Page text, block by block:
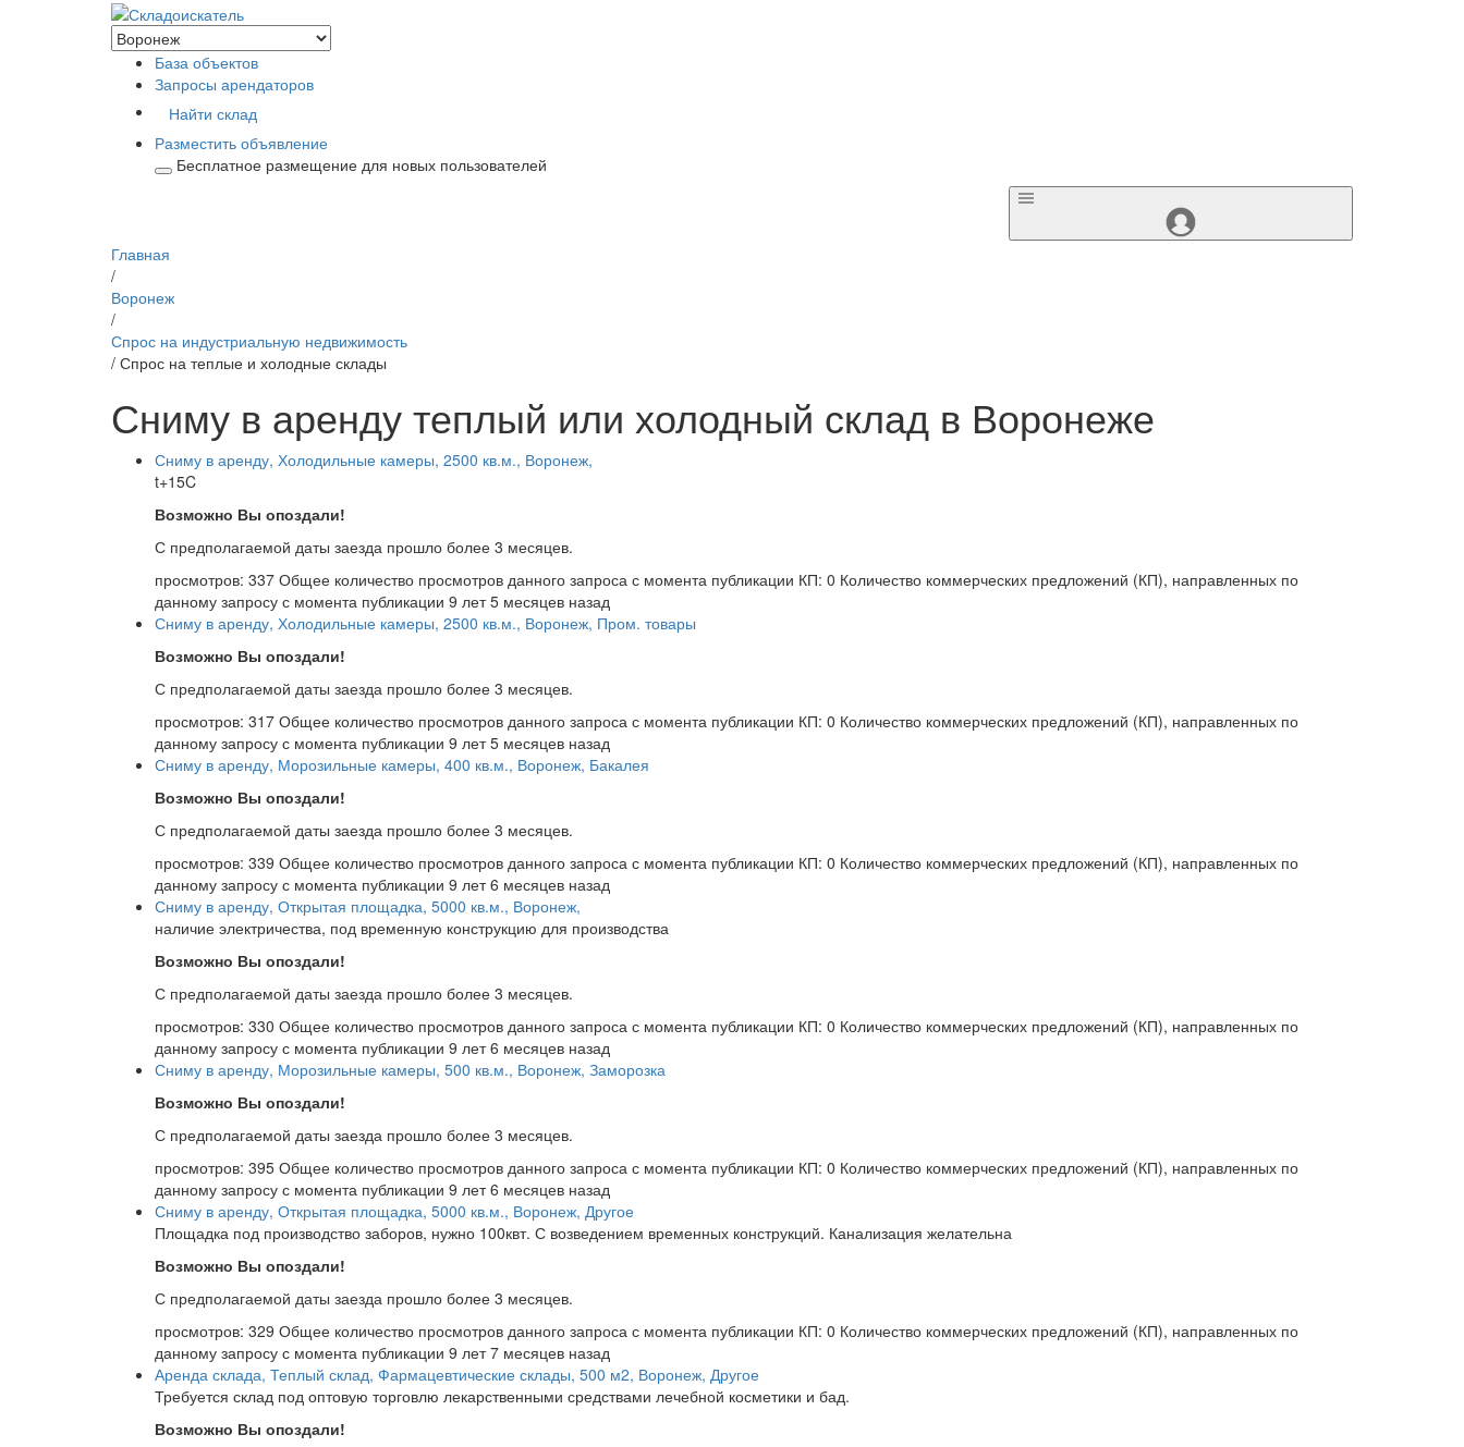
База объектов
Запросы арендаторов
Найти склад
Разместить объявление
Бесплатное размещение для новых пользователей
Главная
/
Воронеж
/
Спрос на индустриальную недвижимость
/ Спрос на теплые и холодные склады
Сниму в аренду теплый или холодный склад в Воронеже
Сниму в аренду, Холодильные камеры, 2500 кв.м., Воронеж,
t+15C
Возможно Вы опоздали!
С предполагаемой даты заезда прошло более 3 месяцев.
просмотров: 337 Общее количество просмотров данного запроса с момента публикации КП: 0 Количество коммерческих предложений (КП), направленных по
данному запросу с момента публикации 9 лет 5 месяцев назад
Сниму в аренду, Холодильные камеры, 2500 кв.м., Воронеж, Пром. товары
Возможно Вы опоздали!
С предполагаемой даты заезда прошло более 3 месяцев.
просмотров: 317 Общее количество просмотров данного запроса с момента публикации КП: 0 Количество коммерческих предложений (КП), направленных по
данному запросу с момента публикации 9 лет 5 месяцев назад
Сниму в аренду, Морозильные камеры, 400 кв.м., Воронеж, Бакалея
Возможно Вы опоздали!
С предполагаемой даты заезда прошло более 3 месяцев.
просмотров: 339 Общее количество просмотров данного запроса с момента публикации КП: 0 Количество коммерческих предложений (КП), направленных по
данному запросу с момента публикации 9 лет 6 месяцев назад
Сниму в аренду, Открытая площадка, 5000 кв.м., Воронеж,
наличие электричества, под временную конструкцию для производства
Возможно Вы опоздали!
С предполагаемой даты заезда прошло более 3 месяцев.
просмотров: 330 Общее количество просмотров данного запроса с момента публикации КП: 0 Количество коммерческих предложений (КП), направленных по
данному запросу с момента публикации 9 лет 6 месяцев назад
Сниму в аренду, Морозильные камеры, 500 кв.м., Воронеж, Заморозка
Возможно Вы опоздали!
С предполагаемой даты заезда прошло более 3 месяцев.
просмотров: 395 Общее количество просмотров данного запроса с момента публикации КП: 0 Количество коммерческих предложений (КП), направленных по
данному запросу с момента публикации 9 лет 6 месяцев назад
Сниму в аренду, Открытая площадка, 5000 кв.м., Воронеж, Другое
Площадка под производство заборов, нужно 100квт. С возведением временных конструкций. Канализация желательна
Возможно Вы опоздали!
С предполагаемой даты заезда прошло более 3 месяцев.
просмотров: 329 Общее количество просмотров данного запроса с момента публикации КП: 0 Количество коммерческих предложений (КП), направленных по
данному запросу с момента публикации 9 лет 7 месяцев назад
Аренда склада, Теплый склад, Фармацевтические склады, 500 м2, Воронеж, Другое
Требуется склад под оптовую торговлю лекарственными средствами лечебной косметики и бад.
Возможно Вы опоздали!